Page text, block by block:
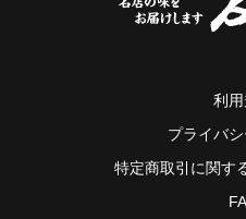
利
プライバ
特定商取引に関す